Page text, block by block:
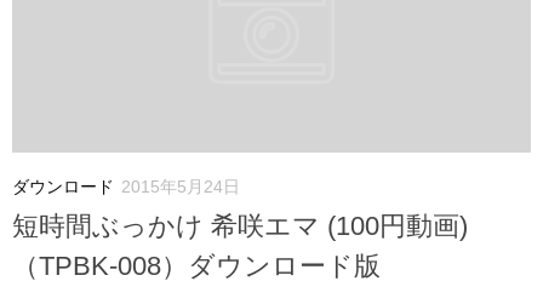
ダウンロード 2015年5月24日
短時間ぶっかけ 希咲エマ (100円動画)
（TPBK-008）ダウンロード版